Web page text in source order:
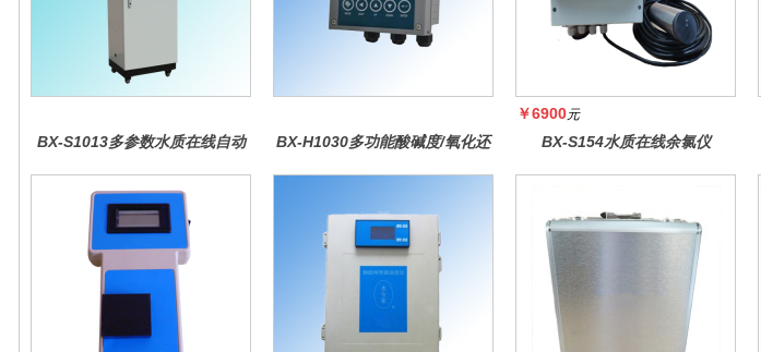
BX-S1013多参数水质在线自动
BX-H1030多功能酸碱度/氧化还
￥6900元
BX-S154水质在线余氯仪